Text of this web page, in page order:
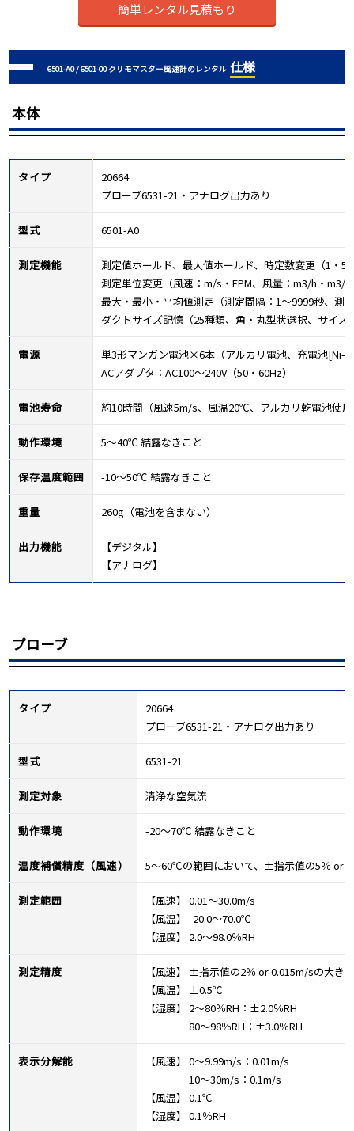
簡単レンタル見積もり
6501-A0 / 6501-00 クリモマスター風速計のレンタル 仕様
本体
タイプ
20664
プローブ6531-21・アナログ出力あり
型式 6501-A0
測定機能
測定値ホールド、最大値ホールド、時定数変更（1・5
測定単位変更（風速：m/s・FPM、風量：m3/h・
最大・最小・平均値測定（測定間隔：1～9999秒、測
ダクトサイズ記憶（25種類、角・丸型状選択、サイ
電源
単3形マンガン電池×6本（アルカリ電池、充電池[Ni-
ACアダプタ：AC100～240V（50・60Hz）
電池寿命 約10時間（風速5m/s、風温20℃、アルカリ乾電池使
動作環境 5～40℃ 結露なきこと
保存温度範囲 -10～50℃ 結露なきこと
重量 260g（電池を含まない）
出力機能
【デジタル】
【アナログ】
プローブ
タイプ
20664
プローブ6531-21・アナログ出力あり
型式 6531-21
測定対象 清浄な空気流
動作環境 -20～70℃ 結露なきこと
温度補償精度（風速） 5～60℃の範囲において、±指示値の5％ or
測定範囲
【風速】 0.01～30.0m/s
【風温】 -20.0～70.0℃
【湿度】 2.0～98.0％RH
測定精度
【風速】 ±指示値の2％ or 0.015m/sの大き
【風温】 ±0.5℃
【湿度】 2～80％RH：±2.0％RH
80～98％RH：±3.0％RH
表示分解能
【風速】 0～9.99m/s：0.01m/s
10～30m/s：0.1m/s
【風温】 0.1℃
【湿度】 0.1％RH